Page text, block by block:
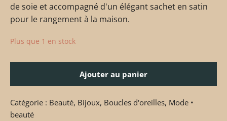
de soie et accompagné d'un élégant sachet en satin
pour le rangement à la maison.
Plus que 1 en stock
Ajouter au panier
Catégorie : Beauté, Bijoux, Boucles d'oreilles, Mode •
beauté